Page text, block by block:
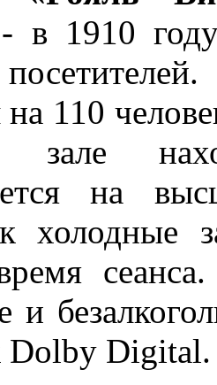
- в 1910
110
на
холодные
и
Dolby Digital.